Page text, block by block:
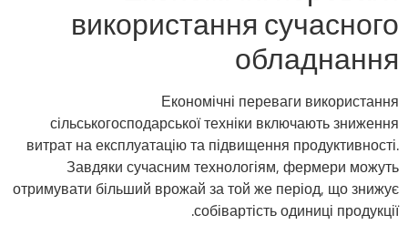
використання сучасного
обладнання
Економічні переваги використання
сільськогосподарської техніки включають зниження
витрат на експлуатацію та підвищення продуктивності.
Завдяки сучасним технологіям, фермери можуть
отримувати більший врожай за той же період, що знижує
собівартість одиниці продукції.